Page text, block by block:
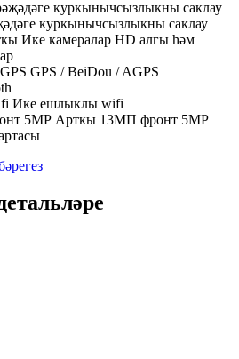
куркынычсызлыкны саклау
HD алгы һәм
GPS / BeiDou / AGPS
Ике ешлыклы wifi
Арткы 13МП фронт 5MP